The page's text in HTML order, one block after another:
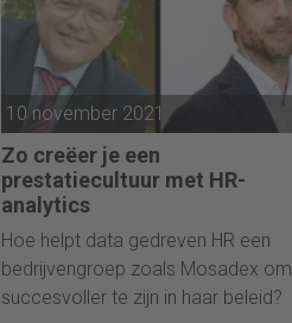
10 november 2021
Zo creëer je een
prestatiecultuur met HR-
analytics
Hoe helpt data gedreven HR een
bedrijvengroep zoals Mosadex om
succesvoller te zijn in haar beleid?